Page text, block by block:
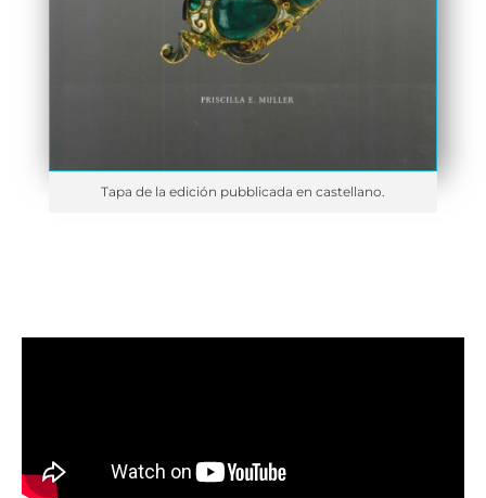
Tapa de la edición pubblicada en castellano.